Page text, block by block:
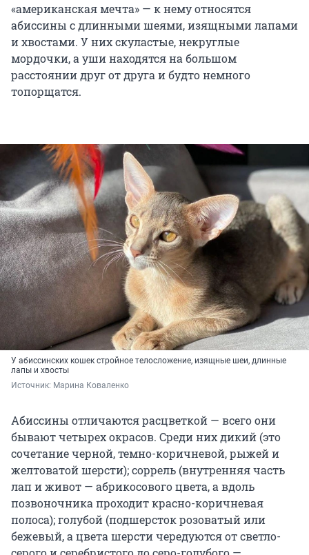
«американская мечта» — к нему относятся
абиссины с длинными шеями, изящными лапами
и хвостами. У них скуластые, некруглые
мордочки, а уши находятся на большом
расстоянии друг от друга и будто немного
топорщатся.
У абиссинских кошек стройное телосложение, изящные шеи, длинные
лапы и хвосты
Источник: Марина Коваленко
Абиссины отличаются расцветкой — всего они
бывают четырех окрасов. Среди них дикий (это
сочетание черной, темно-коричневой, рыжей и
желтоватой шерсти); соррель (внутренняя часть
лап и живот — абрикосового цвета, а вдоль
позвоночника проходит красно-коричневая
полоса); голубой (подшерсток розоватый или
бежевый, а цвета шерсти чередуются от светло-